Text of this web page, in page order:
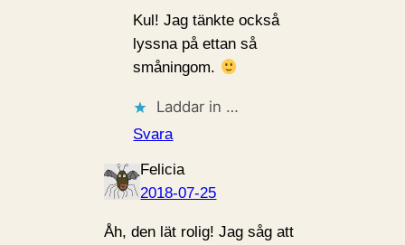
Kul! Jag tänkte också
lyssna på ettan så
småningom.
Laddar in …
Svara
Felicia
2018-07-25
Åh, den lät rolig! Jag såg att